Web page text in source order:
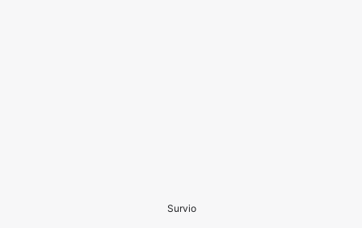
Survio